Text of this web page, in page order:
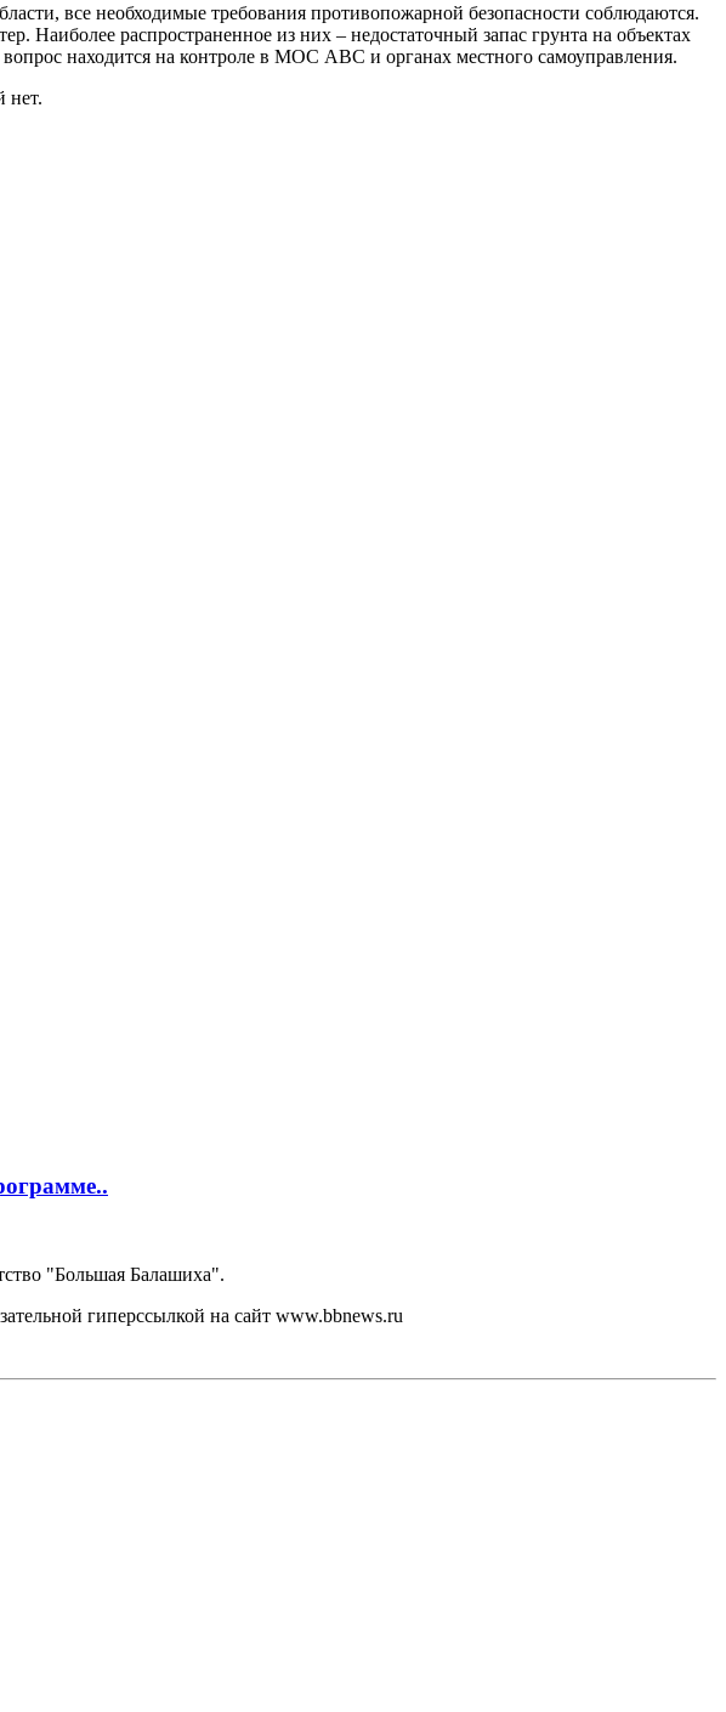
все необходимые требования противопожарной безопасности соблюдаются.
Наиболее распространенное из них – недостаточный запас грунта на объектах
вопрос находится на контроле в МОС АВС и органах местного самоуправления.
нет.
"Большая Балашиха".
гиперссылкой на сайт www.bbnews.ru